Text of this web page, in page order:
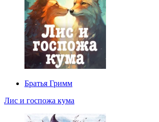
Братья Гримм
Лис и госпожа кума